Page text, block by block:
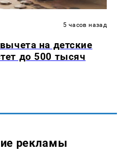
5 часов назад
на детские
до 500 тысяч
рекламы